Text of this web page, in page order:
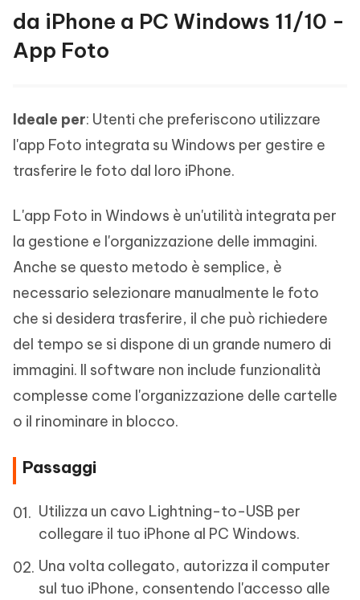
da iPhone a PC Windows 11/10 -
App Foto
Ideale per: Utenti che preferiscono utilizzare
l'app Foto integrata su Windows per gestire e
trasferire le foto dal loro iPhone.
L'app Foto in Windows è un'utilità integrata per
la gestione e l'organizzazione delle immagini.
Anche se questo metodo è semplice, è
necessario selezionare manualmente le foto
che si desidera trasferire, il che può richiedere
del tempo se si dispone di un grande numero di
immagini. Il software non include funzionalità
complesse come l'organizzazione delle cartelle
o il rinominare in blocco.
Passaggi
Utilizza un cavo Lightning-to-USB per
collegare il tuo iPhone al PC Windows.
Una volta collegato, autorizza il computer
sul tuo iPhone, consentendo l'accesso alle